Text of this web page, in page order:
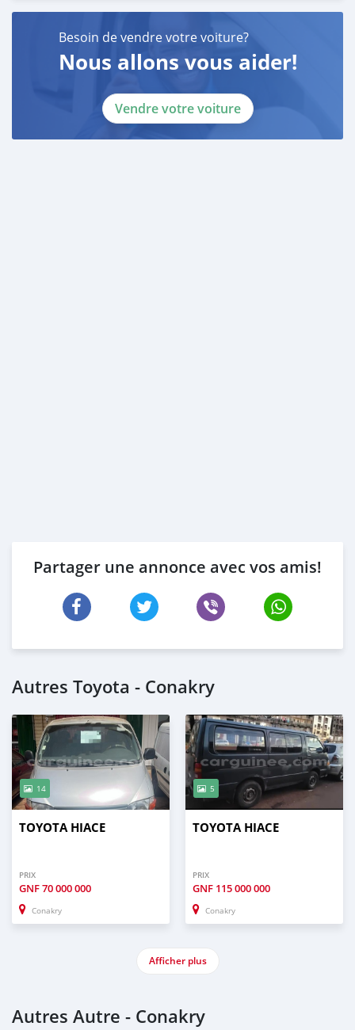
Besoin de vendre votre voiture?
Nous allons vous aider!
Vendre votre voiture
Partager une annonce avec vos amis!
Autres Toyota - Conakry
14
TOYOTA HIACE
PRIX
GNF70 000 000
Conakry
5
TOYOTA HIACE
PRIX
GNF 115 000 000
Conakry
Afficher plus
Autres Autre - Conakry